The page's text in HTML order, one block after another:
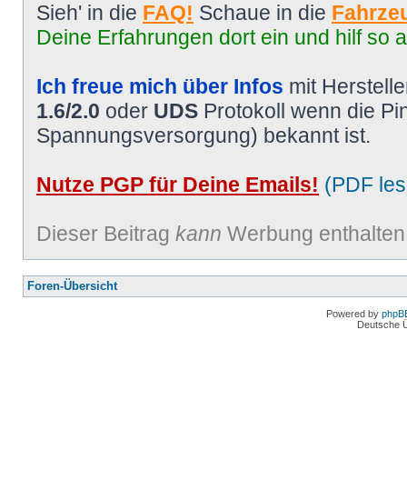
Sieh' in die FAQ! Schaue in die
Deine Erfahrungen dort ein und hilf so
Ich freue mich über Infos mit
1.6/2.0 oder UDS Protokoll wenn die
Spannungsversorgung) bekannt ist.
Nutze PGP für Deine Emails! (PDF
Dieser Beitrag kann Werbung
Foren-Übersicht
Powered by
Deutsche